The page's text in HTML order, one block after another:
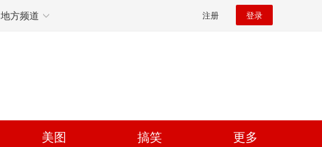
地方频道 注册 登录
美图 搞笑 更多